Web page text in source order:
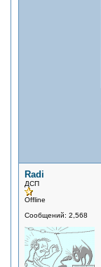
Radi
ДСП
Offline
Сообщений: 2,568